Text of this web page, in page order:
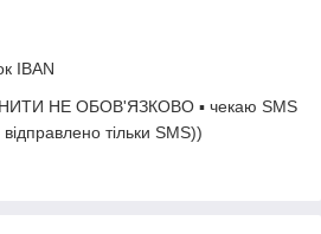
IBAN
НЕ ОБОВ'ЯЗКОВО ▪️ чекаю SMS
тільки SMS))